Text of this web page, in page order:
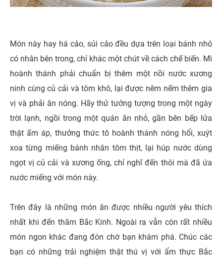
Món này hay há cảo, sủi cảo đều dựa trên loại bánh nhỏ
có nhân bên trong, chỉ khác một chút về cách chế biến. Mì
hoành thánh phải chuẩn bị thêm một nồi nước xương
ninh cùng củ cải và tôm khô, lại được nêm nếm thêm gia
vị và phải ăn nóng. Hãy thử tưởng tượng trong một ngày
trời lạnh, ngồi trong một quán ăn nhỏ, gần bên bếp lửa
thật ấm áp, thưởng thức tô hoành thánh nóng hổi, xuýt
xoa từng miếng bánh nhân tôm thịt, lại húp nước dùng
ngọt vị củ cải và xương ống, chỉ nghĩ đến thôi mà đã ứa
nước miếng với món này.
Trên đây là những món ăn được nhiều người yêu thích
nhất khi đến thăm Bắc Kinh. Ngoài ra vẫn còn rất nhiều
món ngon khác đang đón chờ bạn khám phá. Chúc các
bạn có những trải nghiệm thật thú vị với ẩm thực Bắc